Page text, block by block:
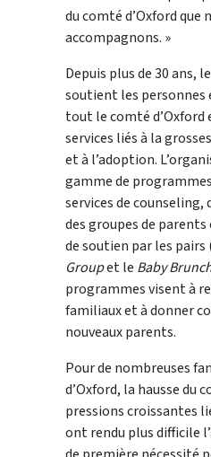
du comté d’Oxford que
accompagnons. »
Depuis plus de 30 ans,
soutient les personnes
tout le comté d’Oxford
services liés à la
et à l’adoption.
gamme de
services de counseling,
des groupes de
de soutien par les pairs
Groupet le Baby
programmes visent à
familiaux et à donner
nouveaux parents.
Pour de nombreuses
d’Oxford, la hausse du
pressions croissantes
ont rendu plus difficile